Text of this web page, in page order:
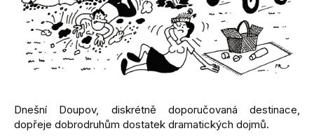
Dnešní Doupov, diskrétně doporučovaná destinace,
dopřeje dobrodruhům dostatek dramatických dojmů.